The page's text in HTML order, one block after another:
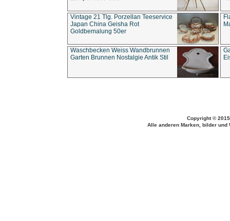
Vintage 21 Tlg. Porzellan Teeservice
Japan China Geisha Rot
Goldbemalung 50er
Waschbecken Weiss Wandbrunnen
Garten Brunnen Nostalgie Antik Stil
Copyright ©
Alle anderen Marken, bilder und